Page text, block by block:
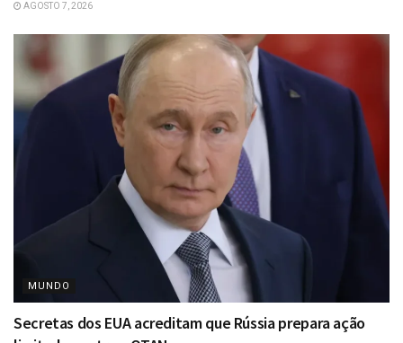
AGOSTO 7, 2026
MUNDO
Secretas dos EUA acreditam que Rússia prepara ação